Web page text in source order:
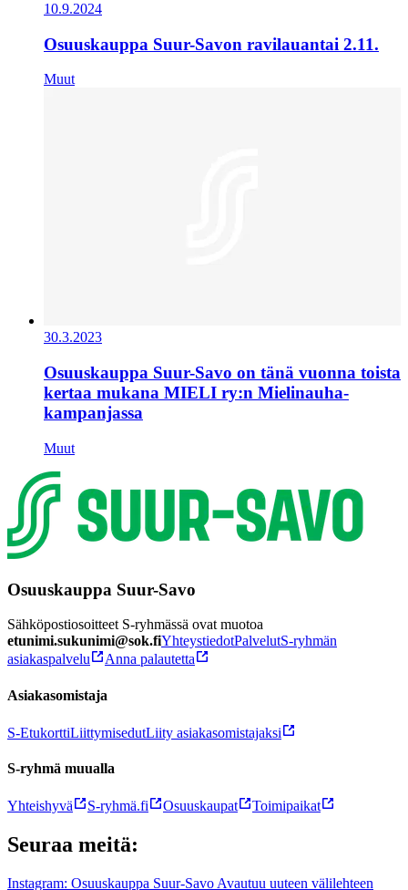
10.9.2024
Osuuskauppa Suur-Savon ravilauantai 2.11.
Muut
30.3.2023
Osuuskauppa Suur-Savo on tänä vuonna toista
kertaa mukana MIELI ry:n Mielinauha-
kampanjassa
Muut
Osuuskauppa Suur-Savo
Sähköpostiosoitteet S-ryhmässä ovat muotoa
etunimi.sukunimi@sok.fiYhteystiedotPalvelutS-ryhmän
asiakaspalvelu
Anna palautetta
Asiakasomistaja
S-EtukorttiLiittymisedutLiity asiakasomistajaksi
S-ryhmä muualla
Yhteishyvä S-ryhmä.fi Osuuskaupat Toimipaikat
Seuraa meitä:
Instagram: Osuuskauppa Suur-Savo Avautuu uuteen välilehteen